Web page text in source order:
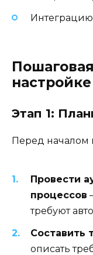
Этап 1:
Перед началом
Провести
процессов
требуют
Составить
описать